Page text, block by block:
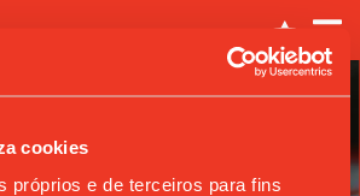
cookies
próprios e de terceiros para fins